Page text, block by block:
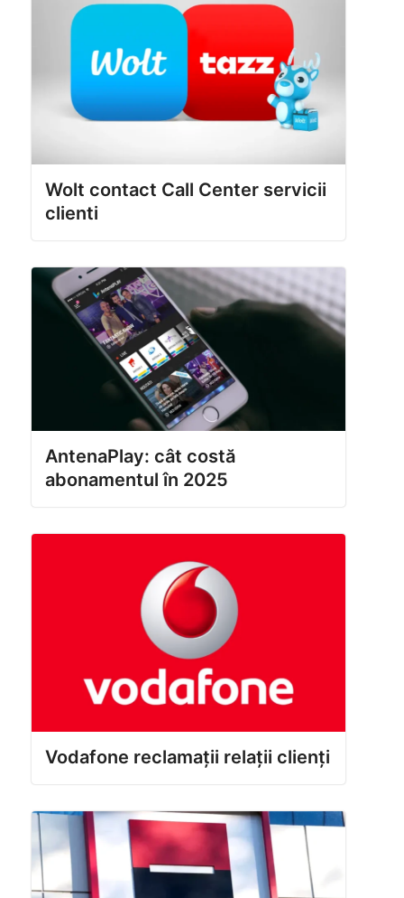
Wolt contact Call Center servicii
clienti
AntenaPlay: cât costă
abonamentul în 2025
Vodafone reclamații relații clienți